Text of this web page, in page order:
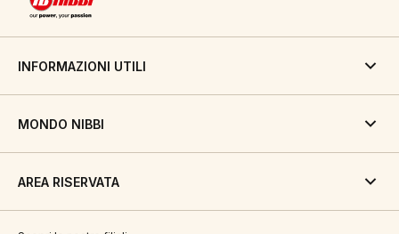
INFORMAZIONI UTILI
MONDO NIBBI
AREA RISERVATA